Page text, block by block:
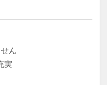
ん
実